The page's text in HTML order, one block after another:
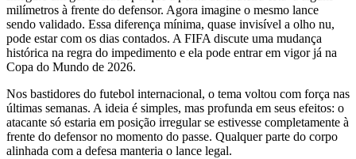
milímetros à frente do defensor. Agora imagine o mesmo lance
sendo validado. Essa diferença mínima, quase invisível a olho nu,
pode estar com os dias contados. A FIFA discute uma mudança
histórica na regra do impedimento e ela pode entrar em vigor já na
Copa do Mundo de 2026.
Nos bastidores do futebol internacional, o tema voltou com força nas
últimas semanas. A ideia é simples, mas profunda em seus efeitos: o
atacante só estaria em posição irregular se estivesse completamente à
frente do defensor no momento do passe. Qualquer parte do corpo
alinhada com a defesa manteria o lance legal.